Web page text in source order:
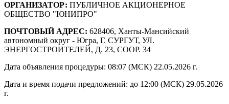
ОРГАНИЗАТОР: ПУБЛИЧНОЕ АКЦИОНЕРНОЕ
ОБЩЕСТВО "ЮНИПРО"
ПОЧТОВЫЙ АДРЕС: 628406, Ханты-Мансийский
автономный округ - Югра, Г. СУРГУТ, УЛ.
ЭНЕРГОСТРОИТЕЛЕЙ, Д. 23, СООР. 34
Дата объявления процедуры: 08:07 (МСК) 22.05.2026 г.
Дата и время подачи предложений: до 12:00 (МСК) 29.05.2026
г.